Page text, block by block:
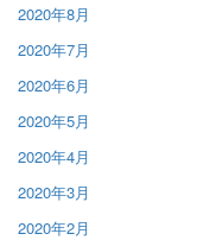
2020年8月
2020年7月
2020年6月
2020年5月
2020年4月
2020年3月
2020年2月